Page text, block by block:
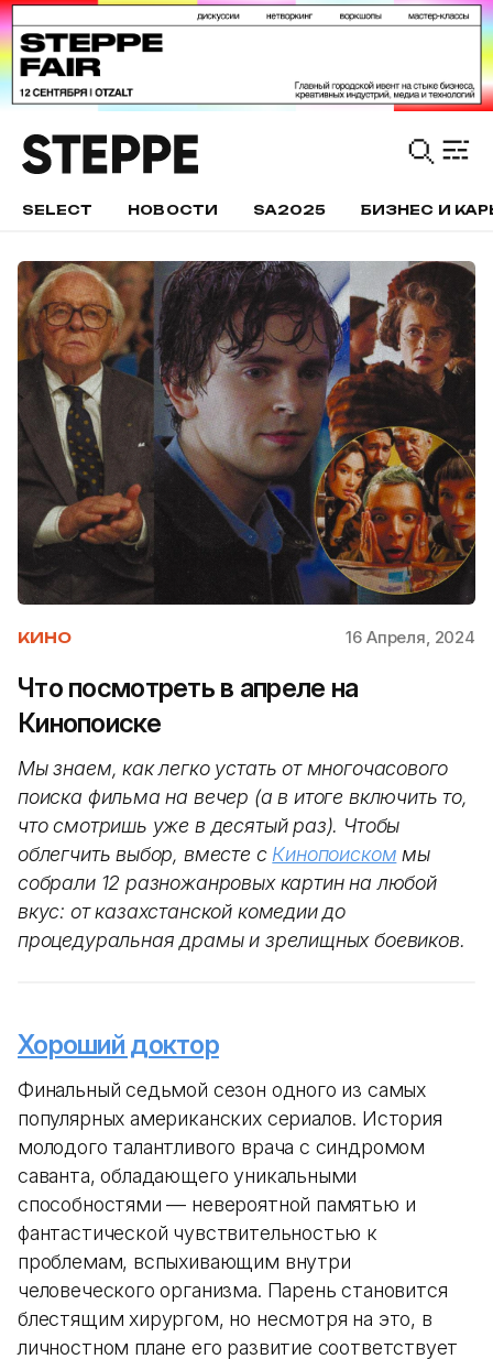
SELECT НОВОСТИ SA2025 БИЗНЕС И
КИНО 16 Апреля, 2024
Что посмотреть в апреле на
Кинопоиске
Мы знаем, как легко устать от многочасового
поиска фильма на вечер (а в итоге включить то,
что смотришь уже в десятый раз). Чтобы
облегчить выбор, вместе с Кинопоиском мы
собрали 12 разножанровых картин на любой
вкус: от казахстанской комедии до
процедуральная драмы и зрелищных боевиков.
Хороший доктор
Финальный седьмой сезон одного из самых
популярных американских сериалов. История
молодого талантливого врача с синдромом
саванта, обладающего уникальными
способностями — невероятной памятью и
фантастической чувствительностью к
проблемам, вспыхивающим внутри
человеческого организма. Парень становится
блестящим хирургом, но несмотря на это, в
личностном плане его развитие соответствует